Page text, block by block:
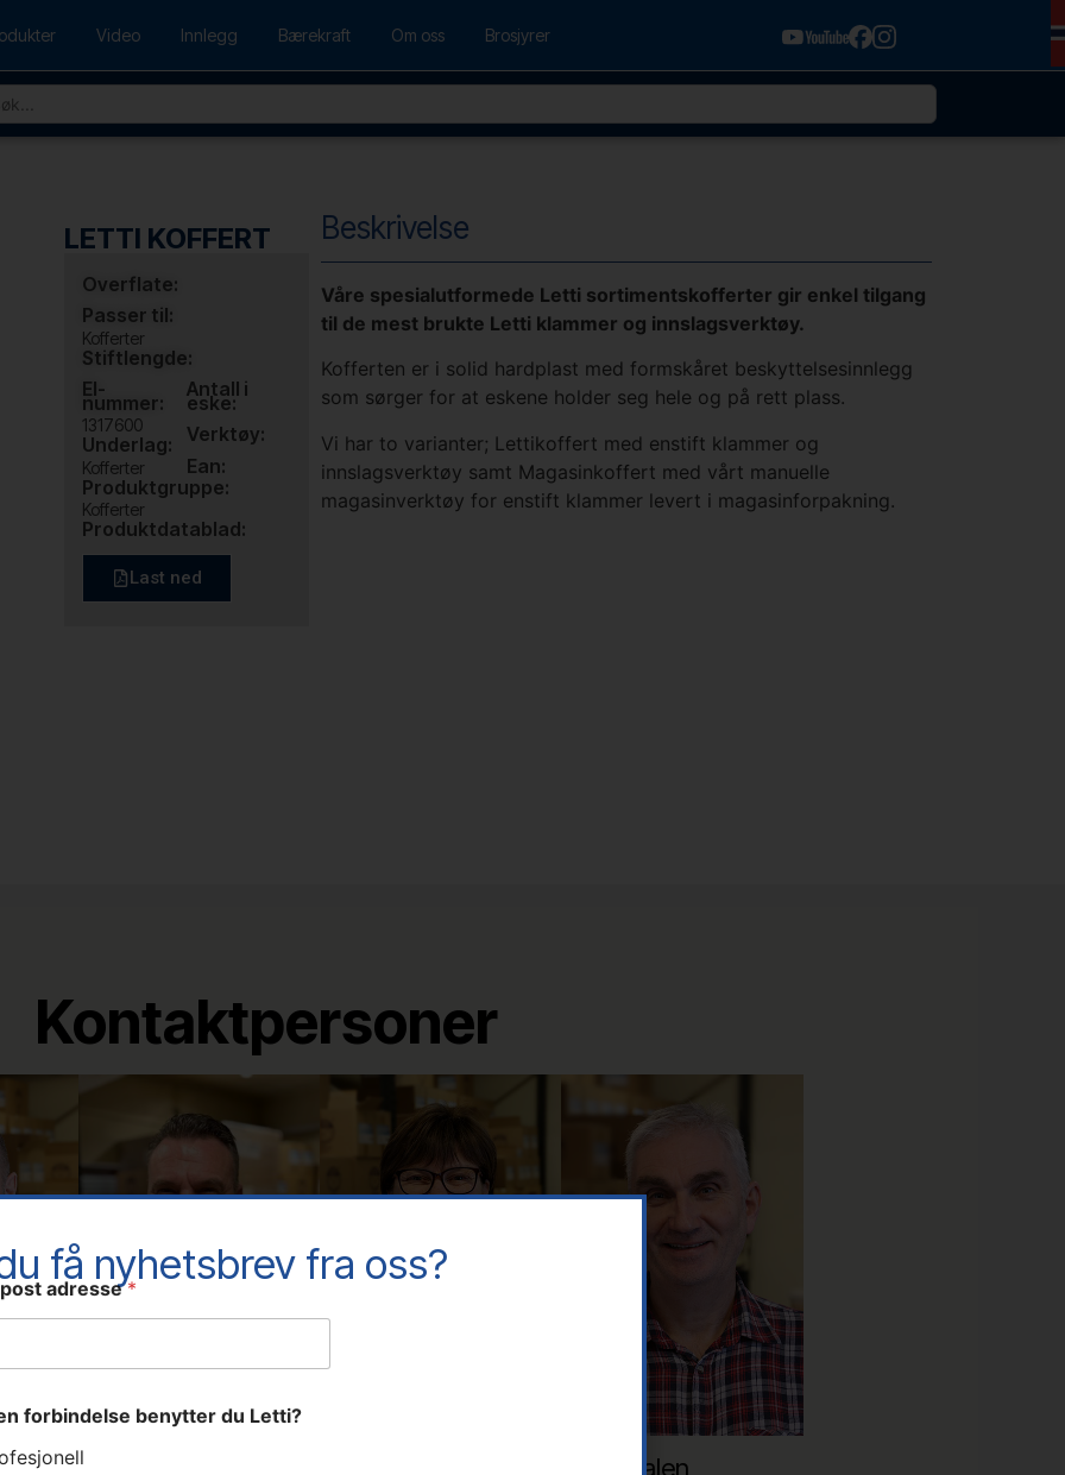
Video Innlegg Bærekraft Om oss Brosjyrer
LETTI KOFFERT
Overflate:
Passer til:
Kofferter
Stiftlengde:
El-
nummer:
1317600
Underlag:
Kofferter
Produktgruppe:
Kofferter
Antall i
eske:
Verktøy:
Ean:
Produktdatablad:
Last ned
Beskrivelse
Våre spesialutformede Letti sortimentskofferter gir enkel tilgang
til de mest brukte Letti klammer og innslagsverktøy.
Kofferten er i solid hardplast med formskåret beskyttelsesinnlegg
som sørger for at eskene holder seg hele og på rett plass.
Vi har to varianter; Lettikoffert med enstift klammer og
innslagsverktøy samt Magasinkoffert med vårt manuelle
magasinverktøy for enstift klammer levert i magasinforpakning.
Kontaktpersoner
Kjetil Rødne Rune Dalen
få nyhetsbrev fra oss?
adresse*
forbindelse benytter du Letti?